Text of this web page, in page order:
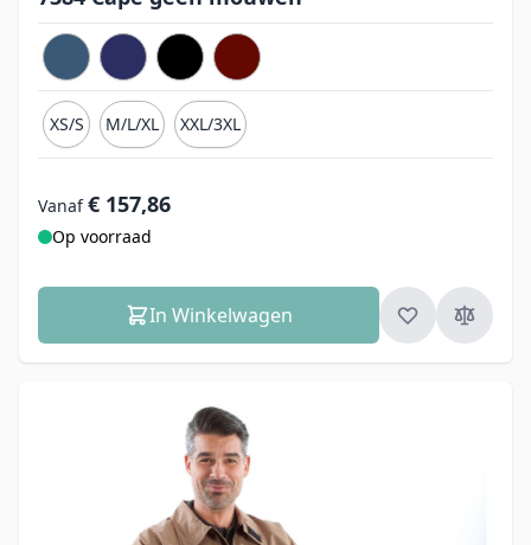
XS/S M/L/XL XXL/3XL
Vanaf € 157,86
Op voorraad
In Winkelwagen